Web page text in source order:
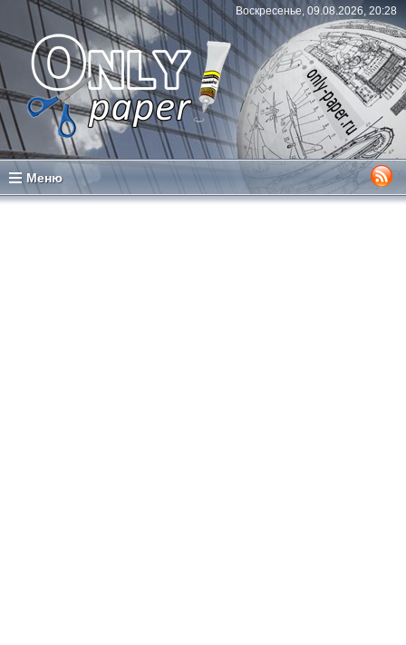
Воскресенье, 09.08.2026, 20:28
Меню